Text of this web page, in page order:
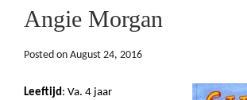
Angie Morgan
Posted on August 24, 2016
Leeftijd: Va. 4 jaar